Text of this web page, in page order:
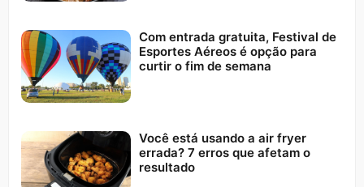
Com entrada gratuita, Festival de
Esportes Aéreos é opção para
curtir o fim de semana
Você está usando a air fryer
errada? 7 erros que afetam o
resultado